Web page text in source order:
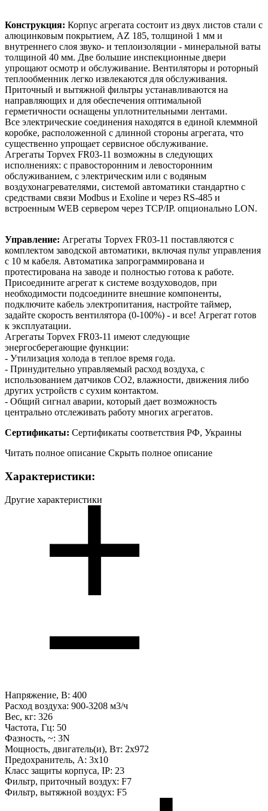
Конструкция: Корпус агрегата состоит из двух листов стали с
алюцинковым покрытием, AZ 185, толщиной 1 мм и
внутреннего слоя звуко- и теплоизоляции - минеральной ваты
толщиной 40 мм. Две большие инспекционные двери
упрощают осмотр и обслуживание. Вентиляторы и роторный
теплообменник легко извлекаются для обслуживания.
Приточный и вытяжной фильтры устанавливаются на
направляющих и для обеспечения оптимальной
герметичности оснащены уплотнительными лентами.
Все электрические соединения находятся в единой клеммной
коробке, расположенной с длинной стороны агрегата, что
существенно упрощает сервисное обслуживание.
Агрегаты Topvex FR03-11 возможны в следующих
исполнениях: с правосторонним и левосторонним
обслуживанием, с электрическим или с водяным
воздухонагревателями, системой автоматики стандартно с
средствами связи Modbus и Exoline и через RS-485 и
встроенным WEB сервером через TCP/IP. опционально LON.
Управление: Агрегаты Topvex FR03-11 поставляются с
комплектом заводской автоматики, включая пульт управления
с 10 м кабеля. Автоматика запрограммирована и
протестирована на заводе и полностью готова к работе.
Присоедините агрегат к системе воздуховодов, при
необходимости подсоедините внешние компоненты,
подключите кабель электропитания, настройте таймер,
задайте скорость вентилятора (0-100%) - и все! Агрегат готов
к эксплуатации.
Агрегаты Topvex FR03-11 имеют следующие
энергосберегающие функции:
- Утилизация холода в теплое время года.
- Принудительно управляемый расход воздуха, с
использованием датчиков CO2, влажности, движения либо
других устройств с сухим контактом.
- Общий сигнал аварии, который дает возможность
центрально отслеживать работу многих агрегатов.
Сертификаты: Сертификаты соответствия РФ, Украины
Читать полное описание Скрыть полное описание
Характеристики:
Другие характеристики
Напряжение, В: 400
Расход воздуха: 900-3208 м3/ч
Вес, кг: 326
Частота, Гц: 50
Фазность, ~: 3N
Мощность, двигатель(и), Вт: 2х972
Предохранитель, А: 3х10
Класс защиты корпуса, IP: 23
Фильтр, приточный воздух: F7
Фильтр, вытяжной воздух: F5